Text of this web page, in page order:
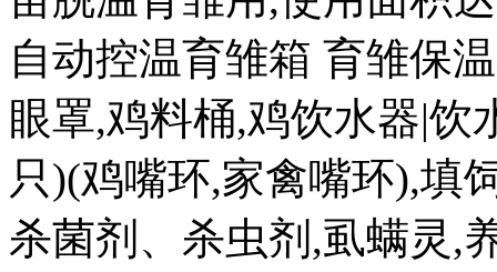
自动控温育雏箱 育雏保
眼罩,鸡料桶,鸡饮水器|饮
只)(鸡嘴环,家禽嘴环),填
杀菌剂、杀虫剂,虱螨灵,